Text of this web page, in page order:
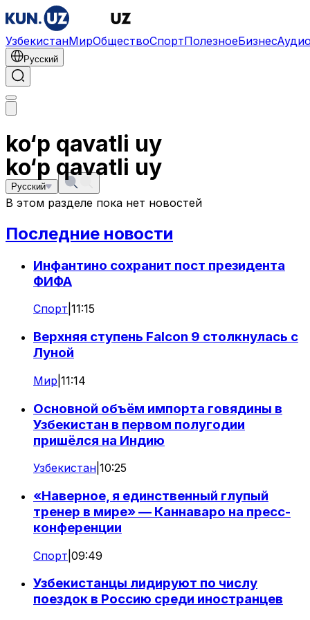
УзбекистанМирОбществоСпортПолезноеБизнес
Русский
ko‘p qavatli uy
Русский
ko‘p qavatli uy
В этом разделе пока нет новостей
Последние новости
Инфантино сохранит пост президента
ФИФА
Спорт 11:15
Верхняя ступень Falcon 9 столкнулась с
Луной
Мир 11:14
Основной объём импорта говядины в
Узбекистан в первом полугодии
пришёлся на Индию
Узбекистан 10:25
«Наверное, я единственный глупый
тренер в мире» — Каннаваро на пресс-
конференции
Спорт 09:49
Узбекистанцы лидируют по числу
поездок в Россию среди иностранцев